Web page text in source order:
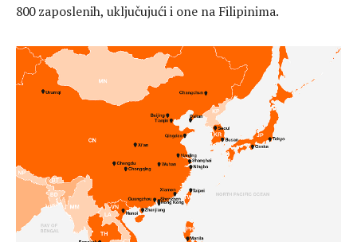
800 zaposlenih, uključujući i one na Filipinima.